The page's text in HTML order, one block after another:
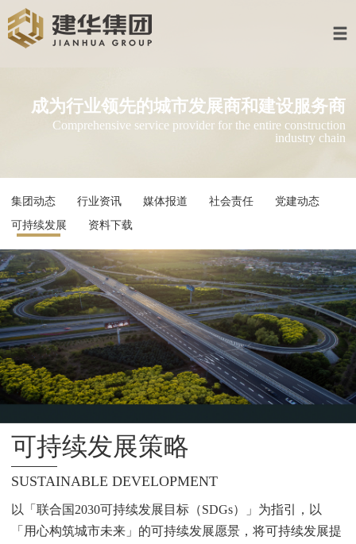
建华集团
资讯中心
联系我们
企业邮箱
企业OA系统
成为行业领先的城市发展商和建设服
Comprehensive service provider for the entire
集团动态 行业资讯
可持续发展
资料下载
可持续发展策略
SUSTAINABLE DEVELOPMENT